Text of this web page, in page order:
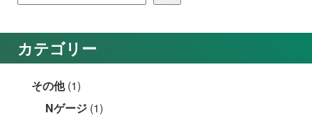
カテゴリー
その他(1)
Nゲージ (1)